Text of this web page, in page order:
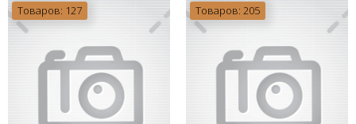
Товаров: 127 Товаров: 205